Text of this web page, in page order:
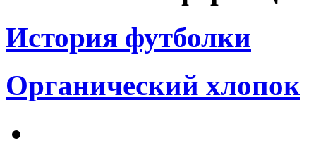
История футболки
Органический хлопок